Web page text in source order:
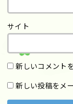
サイト
新しいコメント
新しい投稿をメ